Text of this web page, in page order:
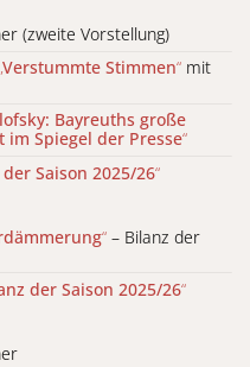
(zweite Vorstellung)
„Verstummte Stimmen“ mit
Bayreuths große
Spiegel der Presse“
Saison 2025/26“
“ – Bilanz der
der Saison 2025/26“